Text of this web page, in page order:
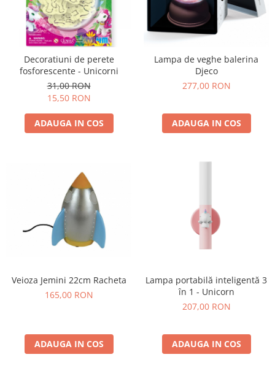
Decoratiuni de perete
fosforescente - Unicorni
31,00 RON
15,50 RON
ADAUGA IN COS
Lampa de veghe balerina
Djeco
277,00 RON
ADAUGA IN COS
Veioza Jemini 22cm Racheta
165,00 RON
ADAUGA IN COS
Lampa portabilă inteligentă 3
în 1 - Unicorn
207,00 RON
ADAUGA IN COS